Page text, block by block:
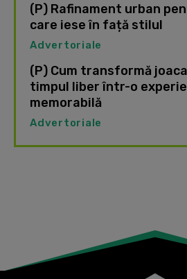
(P) Rafinament urban
care iese în față stilul
Advertoriale
(P) Cum transformă
timpul liber într-o
memorabilă
Advertoriale